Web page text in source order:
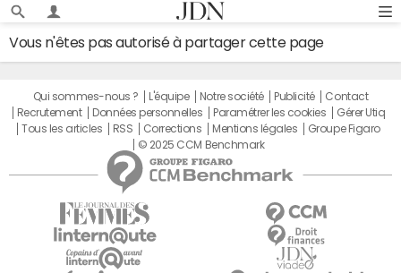
Vous n'êtes pas autorisé à partager cette page
Qui sommes-nous ? L'équipe Notre société Publicité
Contact
Recrutement
Données personnelles Paramétrer les cookies
Gérer Utiq
Tous les articles
RSS Corrections Mentions légales
Groupe Figaro
© 2025 CCM Benchmark